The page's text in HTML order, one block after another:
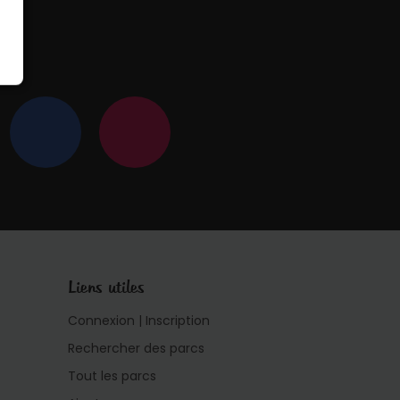
Liens utiles
Connexion | Inscription
Rechercher des parcs
Tout les parcs